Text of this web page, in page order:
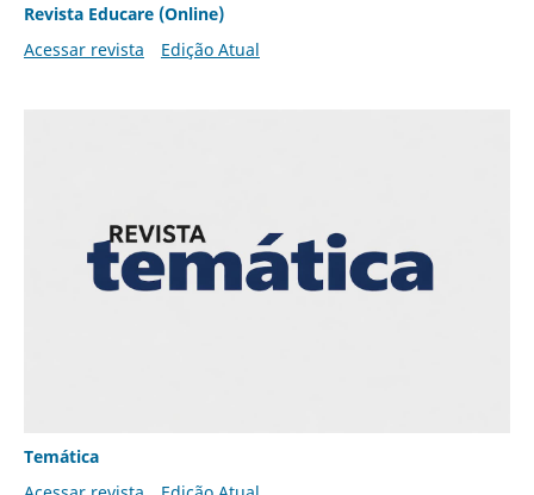
Revista Educare (Online)
Acessar revista
Edição Atual
Temática